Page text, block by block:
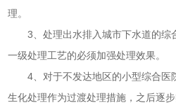
理。
3、处理出水排入城市下水道的综
一级处理工艺的必须加强处理效果。
4、对于不发达地区的小型综合医
生化处理作为过渡处理措施，之后逐